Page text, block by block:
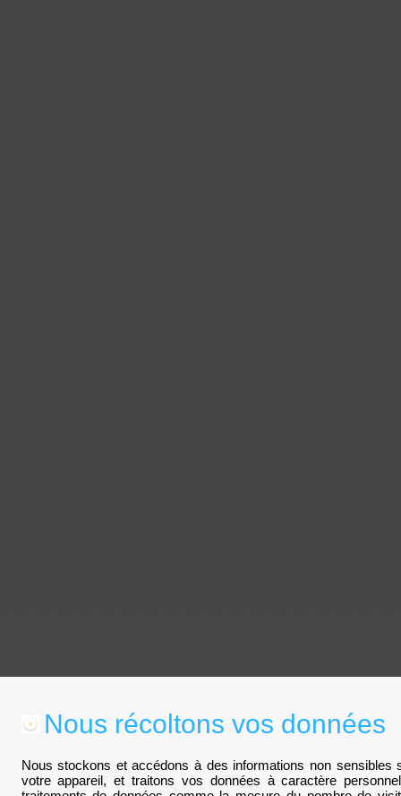
Nous récoltons vos données
Nous stockons et accédons à des informations non
votre appareil, et traitons vos données à caractère